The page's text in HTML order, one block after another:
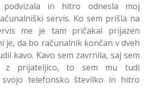
in hitro odnesla moj
servis. Ko sem prišla na
me je tam pričakal prijazen
je, da bo računalnik končan v dveh
kavo. Kavo sem zavrnila, saj sem
z prijateljico, to sem mu tudi
svojo telefonsko številko in hitro